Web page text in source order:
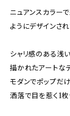
ニュアンスカラー
ようにデザインさ
シャリ感のある浅
描かれたアートな
モダンでポップだ
洒落で目を惹く1枚